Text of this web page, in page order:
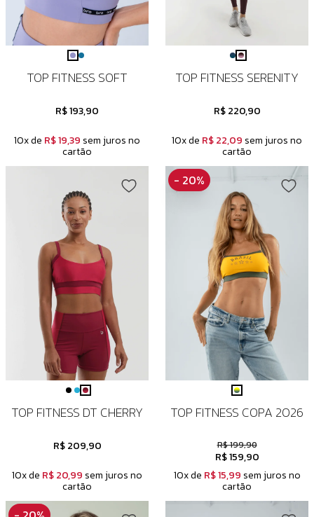
TOP FITNESS SOFT
R$ 193,90
10x de R$ 19,39 sem juros no
cartão
TOP FITNESS SERENITY
R$ 220,90
10x de R$ 22,09 sem juros no
cartão
TOP FITNESS DT CHERRY
R$ 209,90
10x de R$ 20,99 sem juros no
cartão
TOP FITNESS COPA 2026
R$ 199,90
R$ 159,90
10x de R$ 15,99 sem juros no
cartão
- 20%